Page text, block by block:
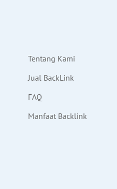
Tentang Kami
Jual BackLink
FAQ
Manfaat Backlink